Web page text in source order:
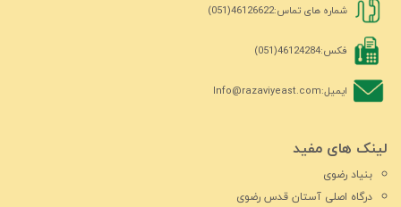
شماره های تماس:46126622(051)
فکس:46124284(051)
ایمیل:Info@razaviyeast.com
لینک های مفید
بنیاد رضوی
درگاه اصلی آستان قدس رضوی